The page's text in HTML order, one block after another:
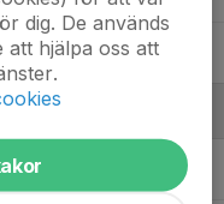
dig. De används
hjälpa oss att